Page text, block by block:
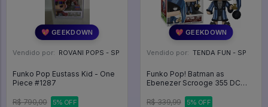
💖 GEEKDOWN
Vendido por: ROVANI POPS - SP
Funko Pop Eustass Kid - One
Piece #1287
R$ 790,00 5% OFF
💖 GEEKDOWN
Vendido por: TENDA FUN - SP
Funko Pop! Batman as
Ebenezer Scrooge 355 DC
R$ 339,99
5% OFF